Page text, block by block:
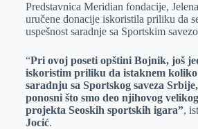
Predstavnica Meridian fondacije,
uručene donacije iskoristila priliku da
uspešnost saradnje sa Sportskim
“Pri ovoj poseti opštini Bojnik, još
iskoristim priliku da istaknem koliko
saradnju sa Sportskog saveza
ponosni što smo deo njihovog
projekta Seoskih sportskih igara”,
Jocić.